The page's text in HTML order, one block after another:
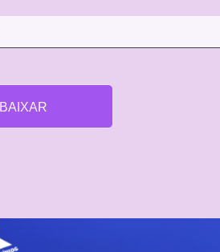
BAIXAR